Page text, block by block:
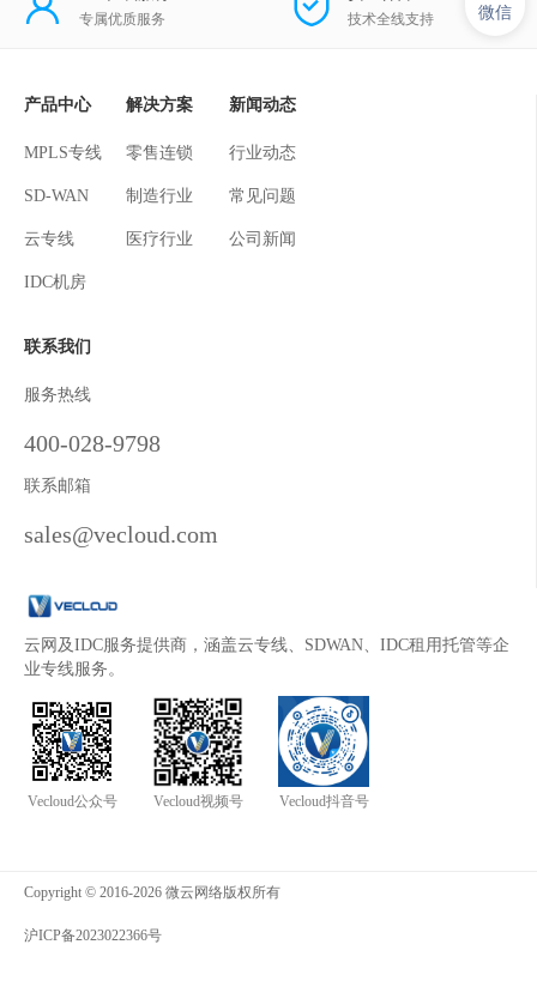
专属优质服务 技术全线支持
产品中心
MPLS专线
SD-WAN
云专线
IDC机房
解决方案
零售连锁
制造行业
医疗行业
新闻动态
行业动态
常见问题
公司新闻
联系我们
服务热线
400-028-9798
联系邮箱
sales@vecloud.com
云网及IDC服务提供商，涵盖云专线、SDWAN、IDC租用托管等企
业专线服务。
Vecloud公众号 Vecloud视频号 Vecloud抖音号
Copyright © 2016-2026 微云网络版权所有
沪ICP备2023022366号
微信